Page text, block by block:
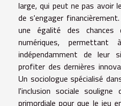
large, qui peut ne pas avoir
de s'engager
une égalité des chances
numériques,
indépendamment de leur
profiter des dernières
Un sociologue spécialisé
l'inclusion sociale
primordiale pour que le jeu